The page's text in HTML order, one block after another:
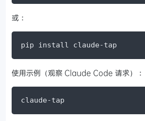
或：
pip install claude-tap
使用示例（观察 Claude Code 请求）：
claude-tap